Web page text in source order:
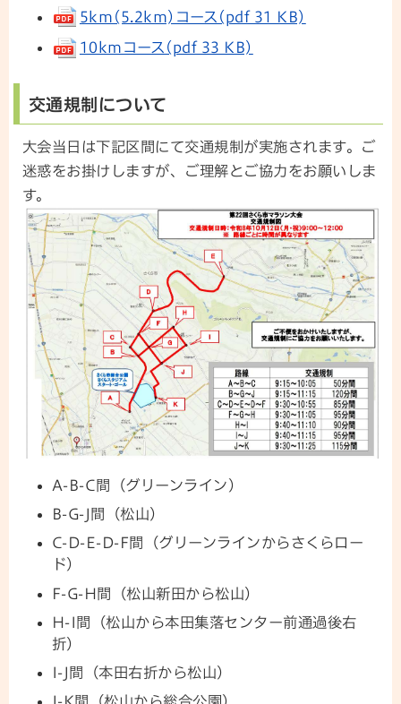
5km(5.2km)コース(pdf 31 KB)
10kmコース(pdf 33 KB)
交通規制について
大会当日は下記区間にて交通規制が実施されます。ご
迷惑をお掛けしますが、ご理解とご協力をお願いしま
す。
A-B-C間（グリーンライン）
B-G-J間（松山）
C-D-E-D-F間（グリーンラインからさくらロー
ド）
F-G-H間（松山新田から松山）
H-I間（松山から本田集落センター前通過後右
折）
I-J間（本田右折から松山）